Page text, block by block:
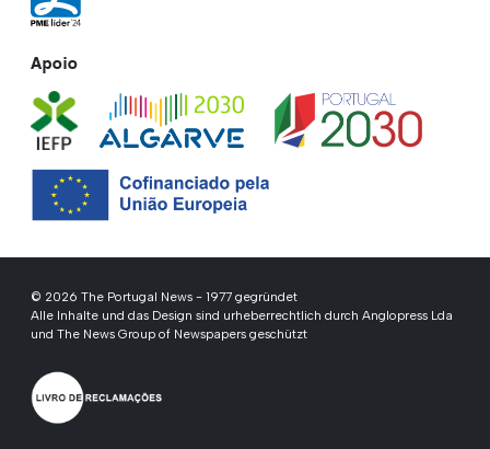
Apoio
© 2026 The Portugal News - 1977 gegründet
Alle Inhalte und das Design sind urheberrechtlich durch Anglopress Lda
und The News Group of Newspapers geschützt